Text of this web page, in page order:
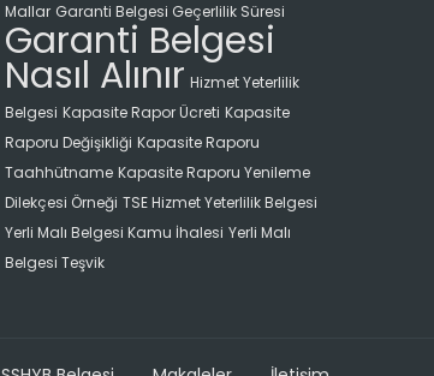
Mallar Garanti Belgesi Geçerlilik Süresi
Garanti Belgesi
Nasıl Alınır Hizmet Yeterlilik
Belgesi Kapasite Rapor Ücreti Kapasite
Raporu Değişikliği Kapasite Raporu
Taahhütname Kapasite Raporu Yenileme
Dilekçesi Örneği TSE Hizmet Yeterlilik Belgesi
Yerli Malı Belgesi Kamu İhalesi Yerli Malı
Belgesi Teşvik